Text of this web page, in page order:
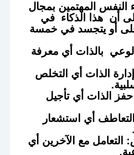
المهتمين بمجال
إلى أن هذا الذكاء في
أو يتجسد في خمسة
بالذات أي معرفة
الذات أي التخلص
الذات أي تأجيل
أي استشعار
: التعامل مع الآخرين أي